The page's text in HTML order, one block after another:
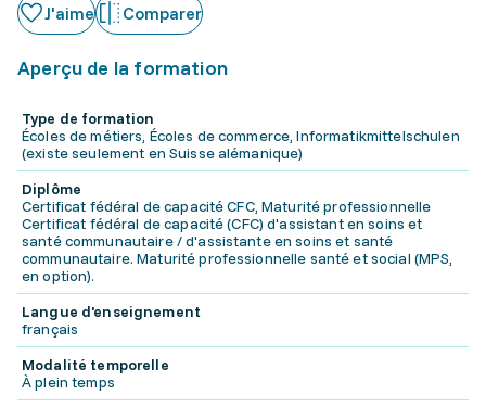
J'aime Comparer
Aperçu de la formation
Type de formation
Écoles de métiers, Écoles de commerce, Informatikmittelschulen
(existe seulement en Suisse alémanique)
Diplôme
Certificat fédéral de capacité CFC, Maturité professionnelle
Certificat fédéral de capacité (CFC) d'assistant en soins et
santé communautaire / d'assistante en soins et santé
communautaire. Maturité professionnelle santé et social (MPS,
en option).
Langue d'enseignement
français
Modalité temporelle
À plein temps